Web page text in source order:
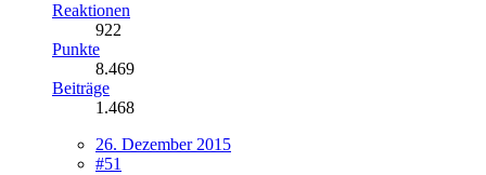
Reaktionen
922
Punkte
8.469
Beiträge
1.468
26. Dezember 2015
#51